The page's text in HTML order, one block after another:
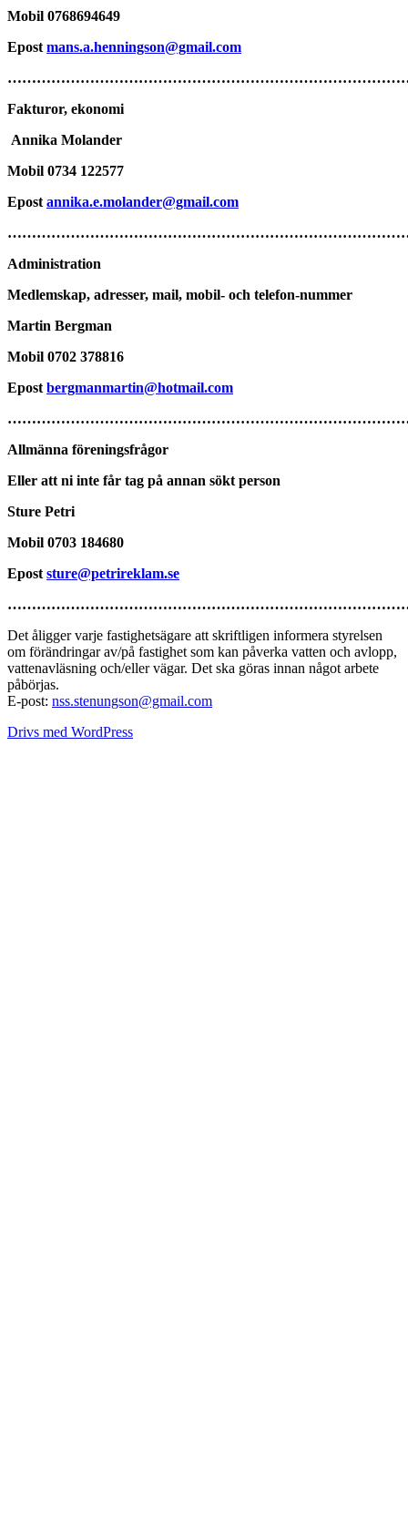
Mobil 0768694649
Epost mans.a.henningson@gmail.com
Fakturor, ekonomi
Annika Molander
Mobil 0734 122577
Epost annika.e.molander@gmail.com
Administration
Medlemskap, adresser, mail, mobil- och telefon-nummer
Martin Bergman
Mobil 0702 378816
Epost bergmanmartin@hotmail.com
Allmänna föreningsfrågor
Eller att ni inte får tag på annan sökt person
Sture Petri
Mobil 0703 184680
Epost sture@petrireklam.se
Det åligger varje fastighetsägare att skriftligen informera styrelsen
om förändringar av/på fastighet som kan påverka vatten och avlopp,
vattenavläsning och/eller vägar. Det ska göras innan något arbete
påbörjas.
E-post: nss.stenungson@gmail.com
Drivs med WordPress